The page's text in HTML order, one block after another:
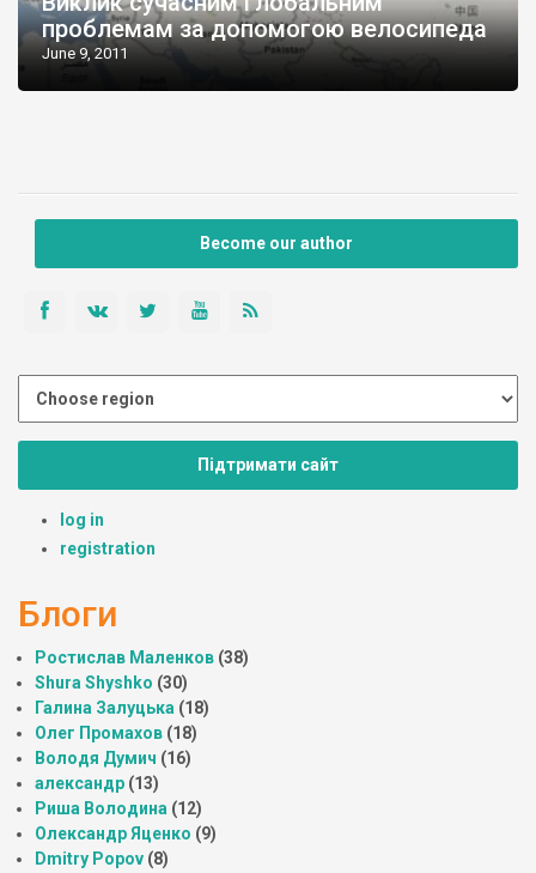
проблемам за допомогою велосипеда
June 9, 2011
Become our author
Підтримати сайт
log in
registration
Блоги
Ростислав Маленков (38)
Shura Shyshko (30)
Галина Залуцька (18)
Олег Промахов (18)
Володя Думич (16)
александр (13)
Риша Володина (12)
Олександр Яценко (9)
Dmitry Popov (8)